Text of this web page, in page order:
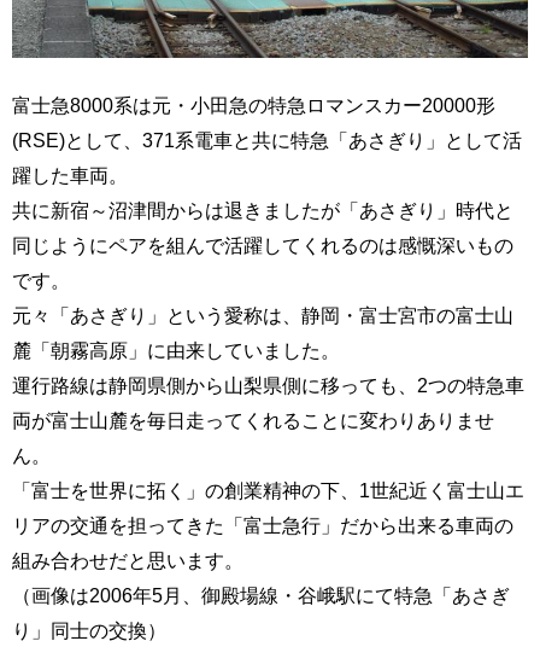
富士急8000系は元・小田急の特急ロマンスカー20000形
(RSE)として、371系電車と共に特急「あさぎり」として活
躍した車両。
共に新宿～沼津間からは退きましたが「あさぎり」時代と
同じようにペアを組んで活躍してくれるのは感慨深いもの
です。
元々「あさぎり」という愛称は、静岡・富士宮市の富士山
麓「朝霧高原」に由来していました。
運行路線は静岡県側から山梨県側に移っても、2つの特急車
両が富士山麓を毎日走ってくれることに変わりありませ
ん。
「富士を世界に拓く」の創業精神の下、1世紀近く富士山エ
リアの交通を担ってきた「富士急行」だから出来る車両の
組み合わせだと思います。
（画像は2006年5月、御殿場線・谷峨駅にて特急「あさぎ
り」同士の交換）